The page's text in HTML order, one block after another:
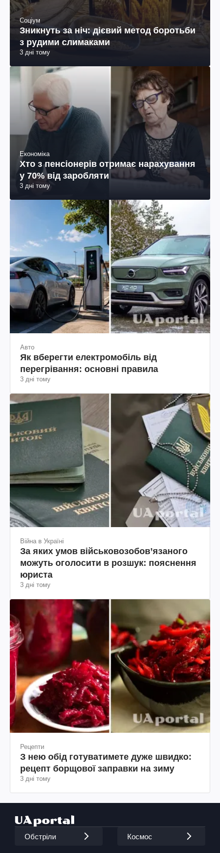
Соціум
Зникнуть за ніч: дієвий метод боротьби
з рудими слимаками
3 дні тому
Економіка
Хто з пенсіонерів отримає нарахування
у 70% від заробляти
3 дні тому
Авто
Як вберегти електромобіль від
перегрівання: основні правила
3 дні тому
Війна в Україні
За яких умов військовозобов’язаного
можуть оголосити в розшук: пояснення
юриста
3 дні тому
Рецепти
З нею обід готуватимете дуже швидко:
рецепт борщової заправки на зиму
3 дні тому
Обстріли Космос